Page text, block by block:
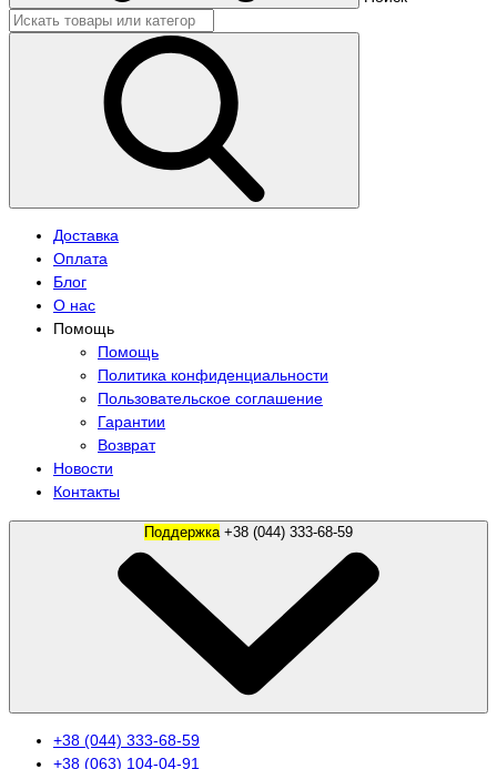
Доставка
Оплата
Блог
О нас
Помощь
Помощь
Политика конфиденциальности
Пользовательское соглашение
Гарантии
Возврат
Новости
Контакты
Поддержка
+38 (044) 333-68-59
+38 (063) 104-04-91